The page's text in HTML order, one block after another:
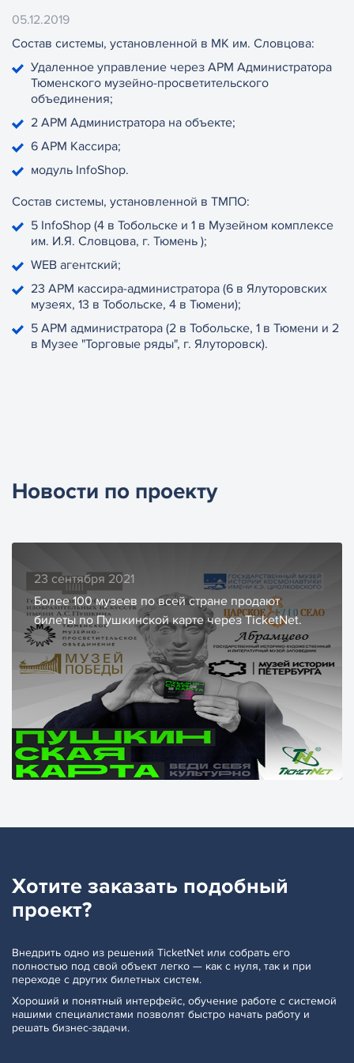
05.12.2019
Состав системы, установленной в МК им. Словцова:
Удаленное управление через АРМ Администратора
Тюменского музейно-просветительского
объединения;
2 АРМ Администратора на объекте;
6 АРМ Кассира;
модуль InfoShop.
Состав системы, установленной в ТМПО:
5 InfoShop (4 в Тобольске и 1 в Музейном комплексе
им. И.Я. Словцова, г. Тюмень );
WEB агентский;
23 АРМ кассира-администратора (6 в Ялуторовских
музеях, 13 в Тобольске, 4 в Тюмени);
5 АРМ администратора (2 в Тобольске, 1 в Тюмени и 2
в Музее "Торговые ряды", г. Ялуторовск).
Новости по проекту
23 сентября 2021
Более 100 музеев по всей стране продают
билеты по Пушкинской карте через TicketNet.
Хотите заказать подобный
проект?
Внедрить одно из решений TicketNet или собрать его
полностью под свой объект легко — как с нуля, так и при
переходе с других билетных систем.
Хороший и понятный интерфейс, обучение работе с системой
нашими специалистами позволят быстро начать работу и
решать бизнес-задачи.